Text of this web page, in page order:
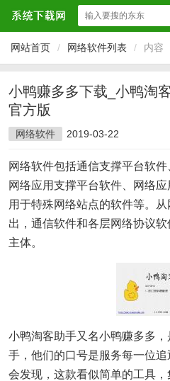
网站首页 / 网络软件列表 / 内容
小鸭赚多多下载_小鸭淘
官方版
网络软件 2019-03-22
网络软件包括通信支撑平台软件
网络应用支撑平台软件、网络
用于特殊网络站点的软件等。
出，通信软件和各层网络协议
主体。
小鸭淘客助手又名小鸭赚多多
手，他们的口号是服务每一位
会发现，这款看似简单的工具